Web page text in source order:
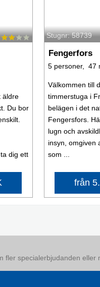
äldre
Du bor
dig ett
Stugnr: 58739
Fengerfors
5 personer, 47
Välkommen till
timmerstuga i
belägen i det
Fengersfors.
lugn och
insyn, omgiven
som ...
från
fler specialerbjudanden eller